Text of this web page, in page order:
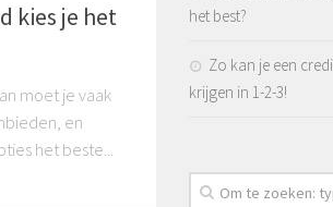
kies je het
moet je vaak
en
het beste...
het best?
Zo kan je een
krijgen in 1-2-3!